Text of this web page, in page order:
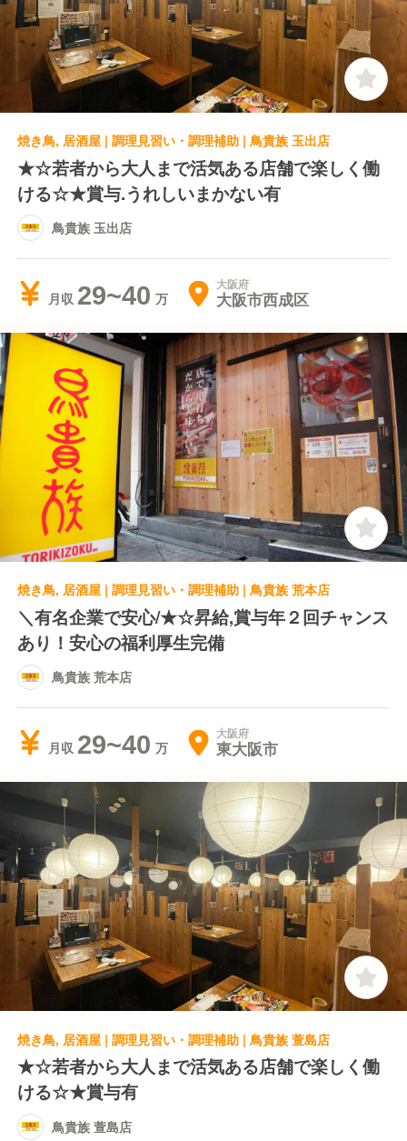
焼き鳥, 居酒屋 | 調理見習い・調理補助 | 鳥貴族 玉出店
★☆若者から大人まで活気ある店舗で楽しく働
ける☆★賞与.うれしいまかない有
鳥貴族 玉出店
月収 29~40 大阪府
大阪市西成区
焼き鳥, 居酒屋 | 調理見習い・調理補助 | 鳥貴族 荒本店
＼有名企業で安心/★☆昇給,賞与年２回チャンス
あり！安心の福利厚生完備
鳥貴族 荒本店
月収 29~40 大阪府
東大阪市
焼き鳥, 居酒屋 | 調理見習い・調理補助 | 鳥貴族 萱島店
★☆若者から大人まで活気ある店舗で楽しく働
ける☆★賞与有
鳥貴族 萱島店